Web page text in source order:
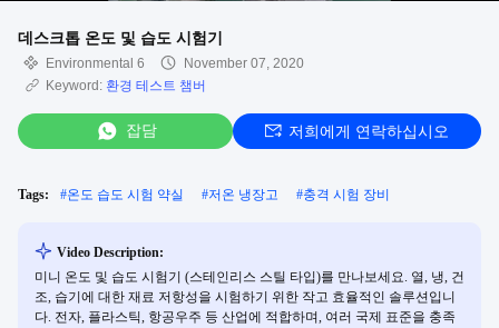
데스크톱 온도 및 습도 시험기
Environmental 6
November 07, 2020
Keyword: 환경 테스트 챔버
잡담 저희에게 연락하십시오
Tags: #온도 습도 시험 약실 #저온 냉장고 #충격 시험 장비
Video Description:
미니 온도 및 습도 시험기 (스테인리스 스틸 타입)를 만나보세요. 열, 냉, 건
조, 습기에 대한 재료 저항성을 시험하기 위한 작고 효율적인 솔루션입니
다. 전자, 플라스틱, 항공우주 등 산업에 적합하며, 여러 국제 표준을 충족